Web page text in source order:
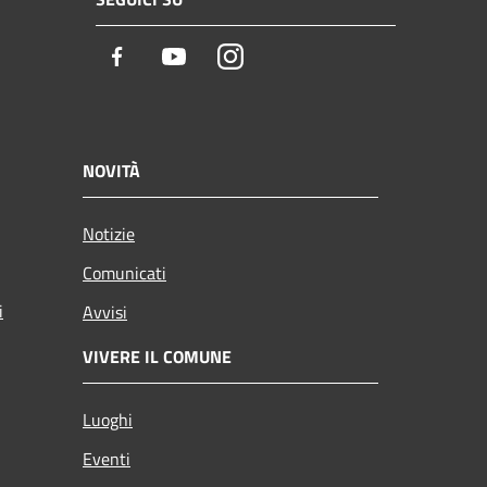
Facebook YoutubeInstagram
NOVITÀ
Notizie
Comunicati
Avvisi
VIVERE IL COMUNE
Luoghi
Eventi